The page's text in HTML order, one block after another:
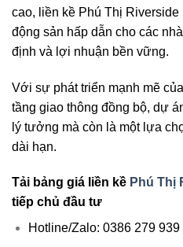
cao, liền kề Phú Thị
động sản hấp dẫn cho các
định và lợi nhuận bền vững.
Với sự phát triển mạnh mẽ
tầng giao thông đồng bộ, dự
lý tưởng mà còn là một lựa
dài hạn.
Tải bảng giá liền kề Phú Thị
tiếp chủ đầu tư
Hotline/Zalo: 0386 279 939